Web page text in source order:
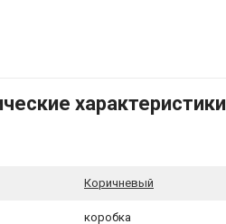
характеристики
Коричневый
коробка